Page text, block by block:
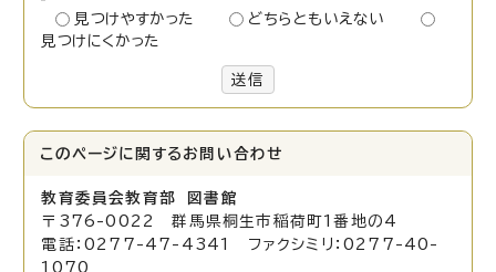
見つけやすかった
どちらともいえない
見つけにくかった
送信
このページに関する お問い合わせ
教育委員会教育部 図書館
〒376-0022 群馬県桐生市稲荷町1番地の4
電話：0277-47-4341 ファクシミリ：0277-40-
1070